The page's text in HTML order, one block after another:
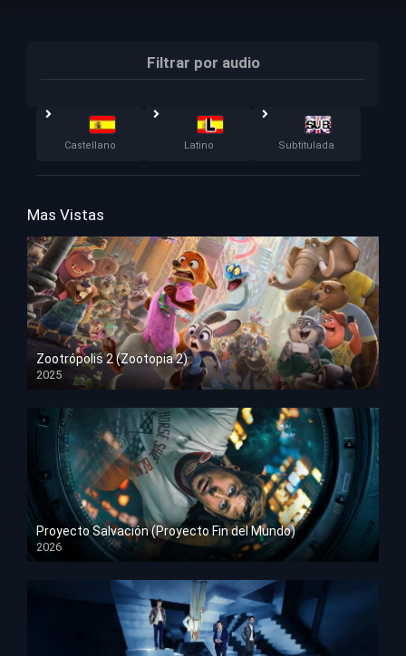
Filtrar por audio
Castellano Latino Subtitulada
Mas Vistas
Zootrópolis 2 (Zootopia 2)
2025
HD 1080p
Proyecto Salvación (Proyecto Fin del Mundo)
2026
HD 1080p